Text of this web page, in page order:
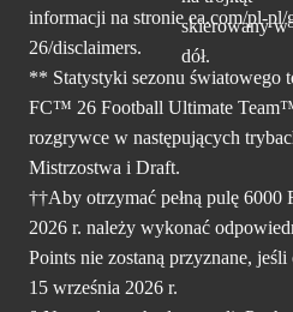
informacji na stronie ea.com/pl-pl/
26/disclaimers.
** Statystyki sezonu światowego
FC™ 26 Football Ultimate Team™
rozgrywce w następujących
Mistrzostwa i Draft.
††Aby otrzymać pełną pulę 6000
2026 r. należy wykonać
Points nie zostaną przyznane,
15 września 2026 r.